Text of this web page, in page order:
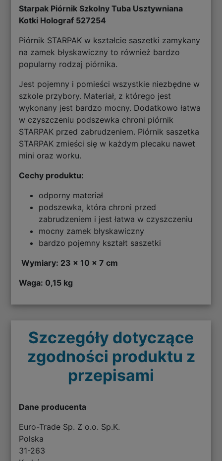
Starpak Piórnik Szkolny Tuba Usztywniana
Kotki Holograf 527254
Piórnik STARPAK w kształcie saszetki zamykany
na zamek błyskawiczny to również bardzo
popularny rodzaj piórnika.
Jest pojemny i pomieści wszystkie niezbędne w
szkole przybory. Materiał, z którego jest
wykonany jest bardzo mocny. Dodatkowo łatwa
w czyszczeniu podszewka chroni piórnik
STARPAK przed zabrudzeniem. Piórnik saszetka
STARPAK zmieści się w każdym plecaku nawet
mini oraz worku.
Cechy produktu:
odporny materiał
podszewka, która chroni przed
zabrudzeniem i jest łatwa w czyszczeniu
mocny zamek błyskawiczny
bardzo pojemny kształt saszetki
Wymiary: 23 x 10 x 7 cm
Waga: 0,15 kg
Szczegóły dotyczące
zgodności produktu z
przepisami
Dane producenta
Euro-Trade Sp. Z o.o. Sp.K.
Polska
31-263